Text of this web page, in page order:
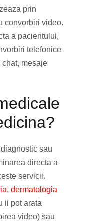
prin
convorbiri video.
a pacientului,
telefonice
mesaje
sau
directa a
servicii.
, dermatologia
ii pot arata
video) sau